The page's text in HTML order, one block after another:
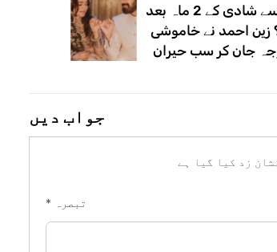
آئمہ بیگ سے شادی کے 2 ماہ بعد
زین احمد نے خاموشی
جان کر سب حیران
جواب دیں
زد کیا گیا ہے
تبصرہ *